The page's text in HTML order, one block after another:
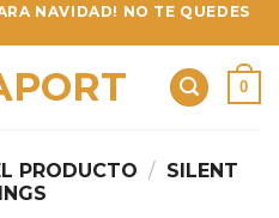
NAVIDAD! NO TE QUEDES
0
PRODUCTO / SILENT